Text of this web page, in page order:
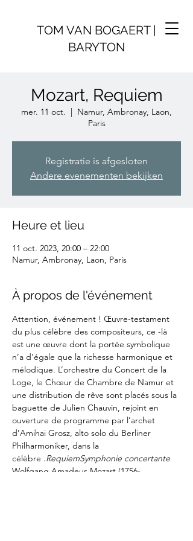
TOM VAN BOGAERT |
BARYTON
Mozart, Requiem
mer. 11 oct.
  |
Namur, Ambronay, Laon,
Paris
Registratie is afgesloten
Andere evenementen bekijken
Heure et lieu
11 oct. 2023, 20:00 – 22:00
Namur, Ambronay, Laon, Paris
À propos de l'événement
Attention, événement ! Œuvre-testament
du plus célèbre des compositeurs, ce -là
est une œuvre dont la portée symbolique
n’a d’égale que la richesse harmonique et
mélodique. L’orchestre du Concert de la
Loge, le Chœur de Chambre de Namur et
une distribution de rêve sont placés sous la
baguette de Julien Chauvin, rejoint en
ouverture de programme par l’archet
d’Amihai Grosz, alto solo du Berliner
Philharmoniker, dans la
célèbre .RequiemSymphonie concertante
Wolfgang Amadeus Mozart (1756-